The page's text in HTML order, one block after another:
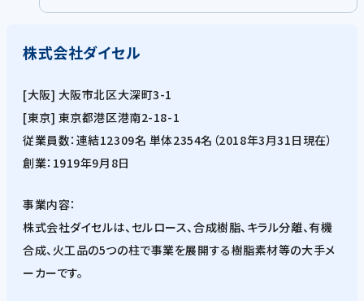
株式会社ダイセル
[大阪] 大阪市北区大深町3-1
[東京] 東京都港区港南2-18-1
従業員数：連結12309名 単体2354名（2018年3月31日現在）
創業：1919年9月8日
事業内容：
株式会社ダイセルは、セルロース、合成樹脂、キラル分離、有機
合成、火工品の5つの柱で事業を展開する樹脂素材等の大手メ
ーカーです。